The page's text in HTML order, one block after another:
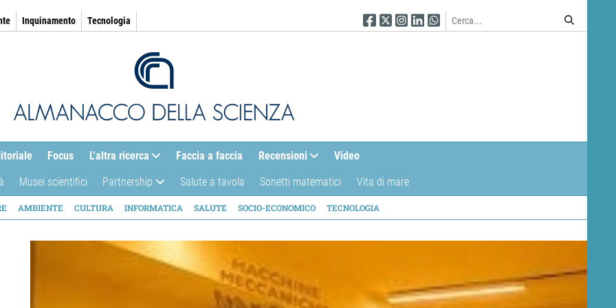
Inquinamento Tecnologia Seguici su Facebook
Seguici su Twitter
Seguici su Instagram
Seguici su Linkedin
Seguici su WhatsApp
Focus L'altra ricerca Faccia a faccia Recensioni Video
Musei scientifici Partnership Salute a tavola Sonetti matematici Vita di mare
AMBIENTE CULTURA INFORMATICA SALUTE SOCIO-ECONOMICO TECNOLOGIA